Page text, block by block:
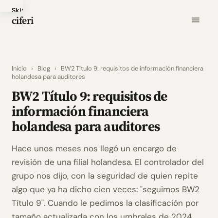
Skip
to
ciferi
Inicio › Blog ›
BW2 Título 9: requisitos de información financiera
holandesa para auditores
BW2 Título 9: requisitos de
información financiera
holandesa para auditores
Hace unos meses nos llegó un encargo de
revisión de una filial holandesa. El controlador del
grupo nos dijo, con la seguridad de quien repite
algo que ya ha dicho cien veces: "seguimos BW2
Título 9". Cuando le pedimos la clasificación por